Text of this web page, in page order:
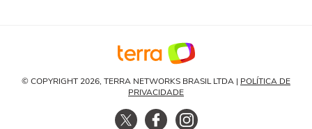
© COPYRIGHT 2026, TERRA NETWORKS BRASIL LTDA | POLÍTICA DE
PRIVACIDADE